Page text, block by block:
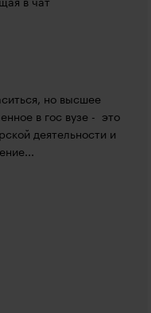
в чат
но высшее
в гос вузе -  это
деятельности и